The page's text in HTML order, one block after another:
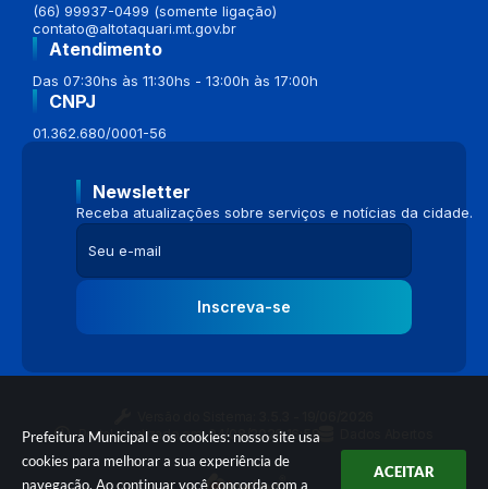
Prefeitura Municipal e os cookies: nosso site usa
cookies para melhorar a sua experiência de
navegação. Ao continuar você concorda com a
ACEITAR
(66) 99937-0499 (somente ligação)
contato@altotaquari.mt.gov.br
Atendimento
Das 07:30hs às 11:30hs - 13:00h às 17:00h
CNPJ
01.362.680/0001-56
Newsletter
Receba atualizações sobre serviços e notícias da cidade.
Inscreva-se
Portal atualizado em:04/08/2026 16:58